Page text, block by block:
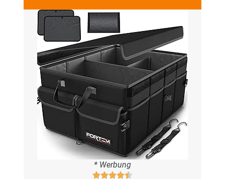
* Werbung